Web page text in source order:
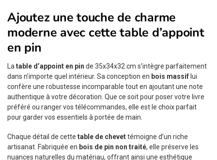
Ajoutez une touche de charme
moderne avec cette table d’appoint
en pin
La table d’appoint en pin de 35x34x32 cm s’intègre parfaitement
dans n’importe quel intérieur. Sa conception en bois massiflui
confère une robustesse incomparable tout en ajoutant une note
authentique à votre décoration. Que ce soit pour poser votre livre
préféré ou ranger vos télécommandes, elle est le choix parfait
pour garder vos essentiels à portée de main.
Chaque détail de cette table de chevettémoigne d’un riche
artisanat. Fabriquée en bois de pin non traité, elle préserve les
nuances naturelles du matériau, offrant ainsi une esthétique